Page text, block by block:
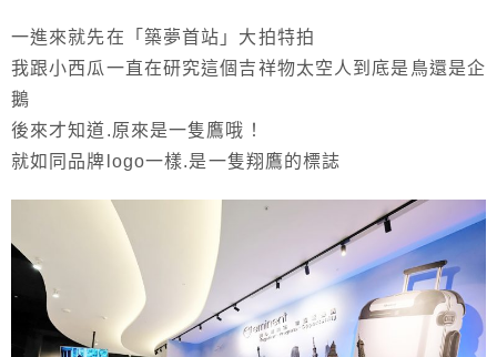
一進來就先在「築夢首站」大拍特拍
我跟小西瓜一直在研究這個吉祥物太空人到底是鳥還是企
鵝
後來才知道.原來是一隻鷹哦！
就如同品牌logo一樣.是一隻翔鷹的標誌